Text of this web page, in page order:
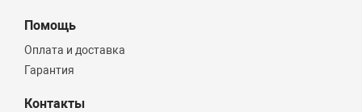
Помощь
Оплата и доставка
Гарантия
Контакты